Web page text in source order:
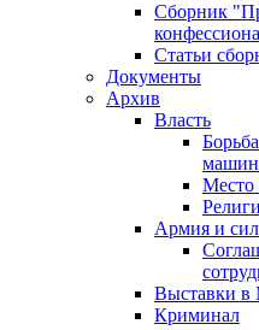
Сборник
Статьи
Документы
Архив
Власть
Место
Армия и
Выставки в
Криминал